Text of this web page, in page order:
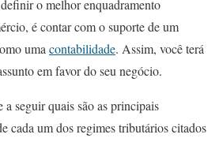
o melhor enquadramento
é contar com o suporte de um
uma contabilidade. Assim, você terá
em favor do seu negócio.
a seguir quais são as principais
cada um dos regimes tributários citados